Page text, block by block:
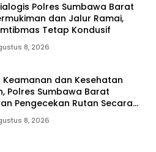
Polres Sumbawa Barat
dan Jalur Ramai,
Tetap Kondusif
8, 2026
Keamanan dan Kesehatan
Polres Sumbawa Barat
Pengecekan Rutan Secara
8, 2026